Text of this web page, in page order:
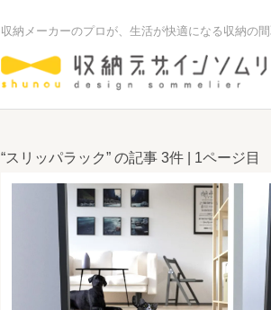
収納メーカーのプロが、生活が快適になる収納の
“スリッパラック” の記事 3件 | 1ページ目